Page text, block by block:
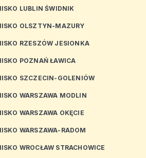
LUBLIN ŚWIDNIK
OLSZTYN-MAZURY
RZESZÓW JESIONKA
POZNAŃ ŁAWICA
SZCZECIN-GOLENIÓW
WARSZAWA MODLIN
WARSZAWA OKĘCIE
WARSZAWA-RADOM
WROCŁAW STRACHOWICE